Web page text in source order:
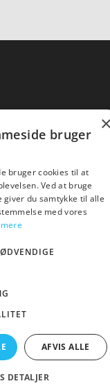
er siden, der
×
bruger
bruger cookies til at
Ved at bruge
giver du samtykke til alle
med vores
AFVIS ALLE
DETALJER